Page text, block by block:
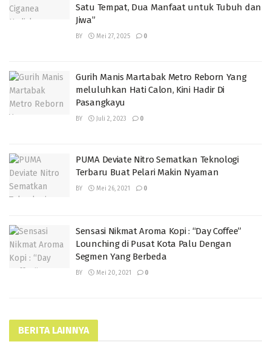
Satu Tempat, Dua Manfaat untuk Tubuh dan
Jiwa”
BY Mei 27, 2025 0
Gurih Manis Martabak Metro Reborn Yang
meluluhkan Hati Calon, Kini Hadir Di
Pasangkayu
BY Juli 2, 2023 0
PUMA Deviate Nitro Sematkan Teknologi
Terbaru Buat Pelari Makin Nyaman
BY Mei 26, 2021 0
Sensasi Nikmat Aroma Kopi : “Day Coffee”
Lounching di Pusat Kota Palu Dengan
Segmen Yang Berbeda
BY Mei 20, 2021 0
BERITA LAINNYA